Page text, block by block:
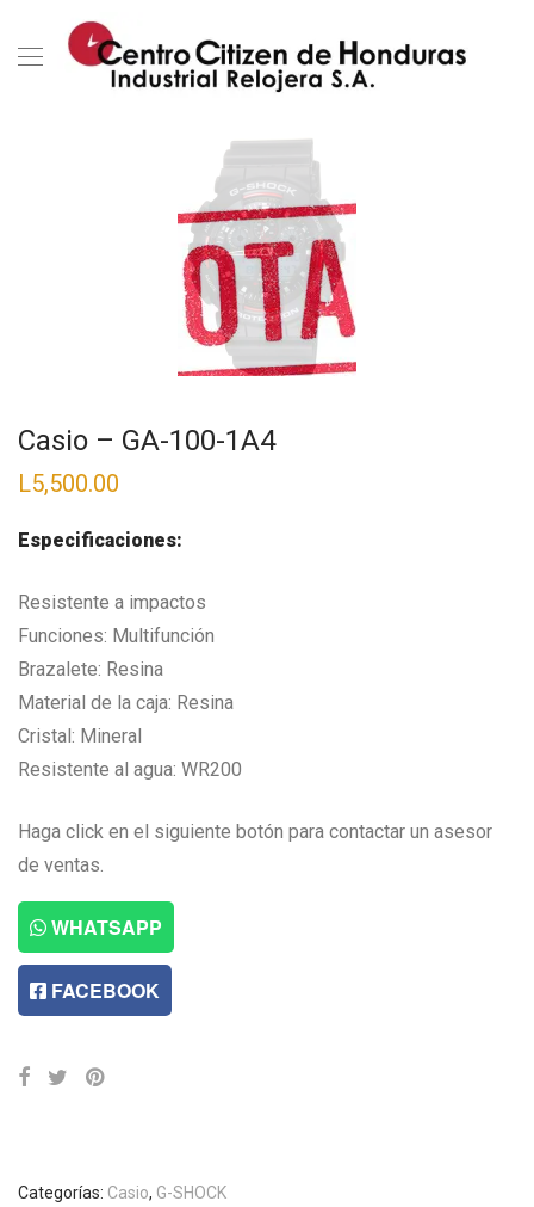
Casio – GA-100-1A4
L5,500.00
Especificaciones:
Resistente a impactos
Funciones: Multifunción
Brazalete: Resina
Material de la caja: Resina
Cristal: Mineral
Resistente al agua: WR200
Haga click en el siguiente botón para contactar un asesor
de ventas.
WHATSAPP
FACEBOOK
Categorías: Casio, G-SHOCK